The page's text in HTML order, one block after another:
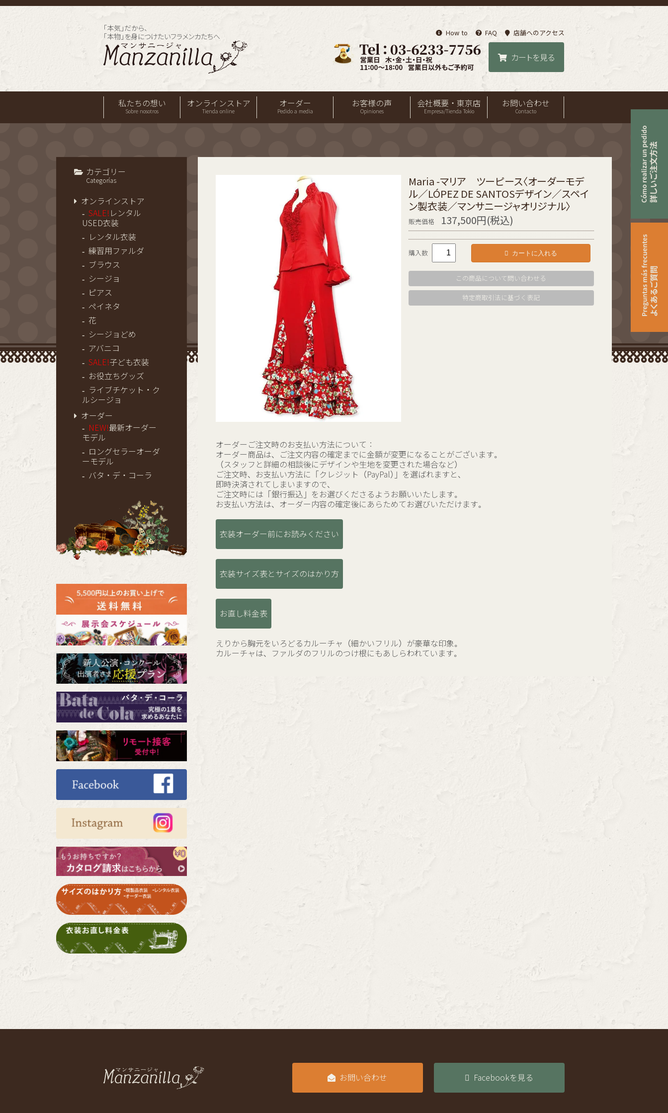
「本気」だから、
「本物」を身につけたいフラメンカたちへ
How to FAQ 店舗へのアクセス
カートを見る
私たちの想い
Sobre nosotros
オンラインストア
Tienda online
オーダー
Pedido a media
お客様の声
Opiniones
会社概要・東京店
Empresa/Tienda Tokio
お問い合わせ
Contacto
カテゴリー
Categorías
オンラインストア
SALE! レンタル
USED衣装
レンタル衣装
練習用ファルダ
ブラウス
シージョ
ピアス
ペイネタ
花
シージョどめ
アバニコ
SALE!子ども衣装
お役立ちグッズ
ライブチケット・ク
ルシージョ
オーダー
NEW!最新オーダー
モデル
ロングセラーオーダ
ーモデル
バタ・デ・コーラ
Maria -マリア ツーピース〈オーダーモデ
ル／LÓPEZ DE SANTOSデザイン／スペイ
ン製衣装／マンサニージャオリジナル〉
販売価格 137,500円(税込)
購入数 カートに入れる
この商品について問い合わせる
特定商取引法に基づく表記
オーダーご注文時のお支払い方法について：
オーダー商品は、ご注文内容の確定までに金額が変更になることがございます。
（スタッフと詳細の相談後にデザインや生地を変更された場合など）
ご注文時、お支払い方法に「クレジット（PayPal）」を選ばれますと、
即時決済されてしまいますので、
ご注文時には「銀行振込」をお選びくださるようお願いいたします。
お支払い方法は、オーダー内容の確定後にあらためてお選びいただけます。
衣装オーダー前にお読みください
衣装サイズ表とサイズのはかり方
お直し料金表
えりから胸元をいろどるカルーチャ（細かいフリル）が豪華な印象。
カルーチャは、ファルダのフリルのつけ根にもあしらわれています。
お問い合わせ Facebookを見る